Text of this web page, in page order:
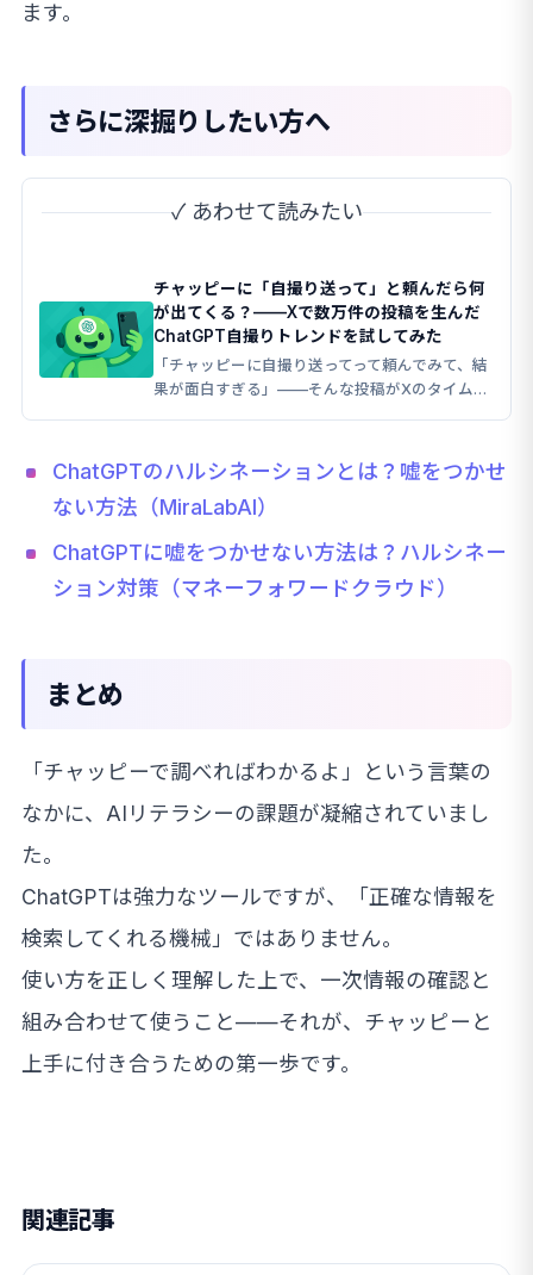
ます。
さらに深掘りしたい方へ
✓ あわせて読みたい
チャッピーに「自撮り送って」と頼んだら何
が出てくる？——Xで数万件の投稿を生んだ
ChatGPT自撮りトレンドを試してみた
「チャッピーに自撮り送ってって頼んでみて、結
果が面白すぎる」——そんな投稿がXのタイムラ
ChatGPTのハルシネーションとは？嘘をつかせ
ない方法（MiraLabAI）
ChatGPTに嘘をつかせない方法は？ハルシネー
ション対策（マネーフォワードクラウド）
まとめ
「チャッピーで調べればわかるよ」という言葉の
なかに、AIリテラシーの課題が凝縮されていまし
た。
ChatGPTは強力なツールですが、「正確な情報を
検索してくれる機械」ではありません。
使い方を正しく理解した上で、一次情報の確認と
組み合わせて使うこと——それが、チャッピーと
上手に付き合うための第一歩です。
関連記事